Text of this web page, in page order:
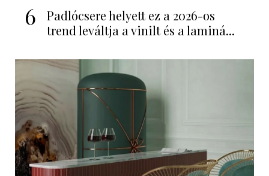
6
Padlócsere helyett ez a 2026-os
trend leváltja a vinilt és a laminá...